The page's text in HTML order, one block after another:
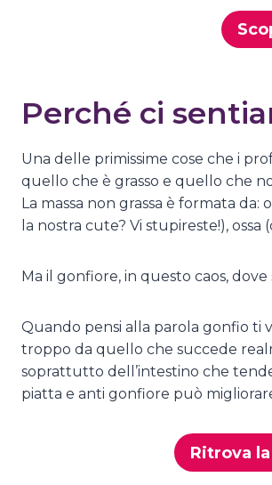
Perché ci
Una delle primissime cose che i
quello che è grasso e quello che
La massa non grassa è formata
la nostra cute? Vi stupireste!), ossa
Ma il gonfiore, in questo caos, dove
Quando pensi alla parola gonfio ti
troppo da quello che succede
soprattutto dell’intestino che
piatta e anti gonfiore può
Ritrova